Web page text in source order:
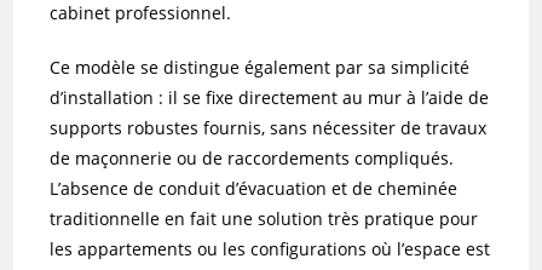
cabinet professionnel.
Ce modèle se distingue également par sa simplicité
d’installation : il se fixe directement au mur à l’aide de
supports robustes fournis, sans nécessiter de travaux
de maçonnerie ou de raccordements compliqués.
L’absence de conduit d’évacuation et de cheminée
traditionnelle en fait une solution très pratique pour
les appartements ou les configurations où l’espace est